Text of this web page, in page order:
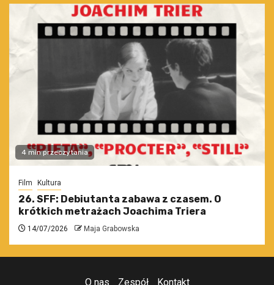
4 min przeczytania
Film Kultura
26. SFF: Debiutanta zabawa z czasem. O
krótkich metrażach Joachima Triera
14/07/2026 Maja Grabowska
O nas Zespół Kontakt